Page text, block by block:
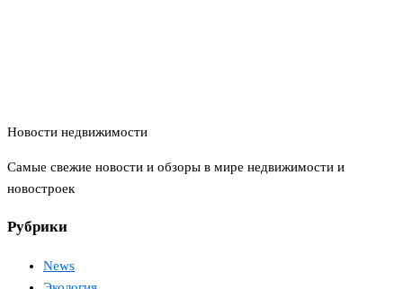
Новости недвижимости
Самые свежие новости и обзоры в мире недвижимости и
новостроек
Рубрики
News